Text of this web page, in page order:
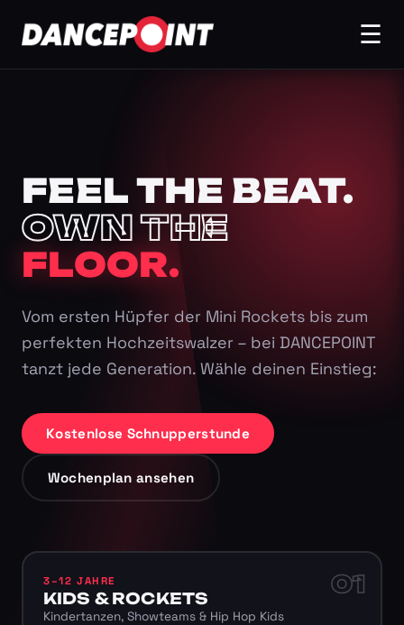
☰
FEEL THE BEAT.
OWN THE
FLOOR.
Vom ersten Hüpfer der Mini Rockets bis zum
perfekten Hochzeitswalzer – bei DANCEPOINT
tanzt jede Generation. Wähle deinen Einstieg:
Kostenlose Schnupperstunde
Wochenplan ansehen
01
3–12 JAHRE
KIDS & ROCKETS
Kindertanzen, Showteams & Hip Hop Kids